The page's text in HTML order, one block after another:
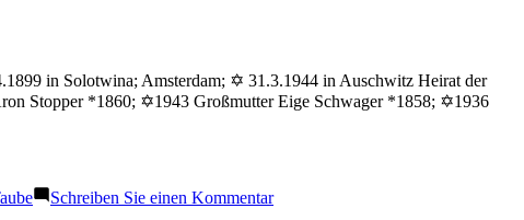
in Solotwina; Amsterdam; ✡ 31.3.1944 in Auschwitz Heirat der
Stopper *1860; ✡1943 Großmutter Eige Schwager *1858; ✡1936
Schreiben Sie einen Kommentarzu